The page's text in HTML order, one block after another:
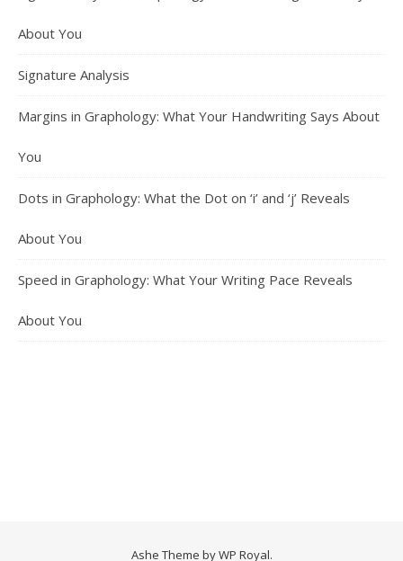
About You
Signature Analysis
Margins in Graphology: What Your Handwriting Says About
You
Dots in Graphology: What the Dot on ‘i’ and ‘j’ Reveals
About You
Speed in Graphology: What Your Writing Pace Reveals
About You
Ashe Theme byWP Royal.